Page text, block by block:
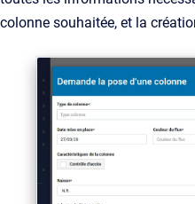
colonne souhaitée, et la